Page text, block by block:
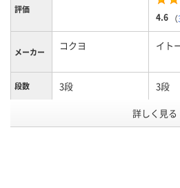
評価
4.6 （
メーカー コクヨ イト
段数 3段 3段
両開き／片開き扉タ
イプ
両開
イプ
詳しく見る